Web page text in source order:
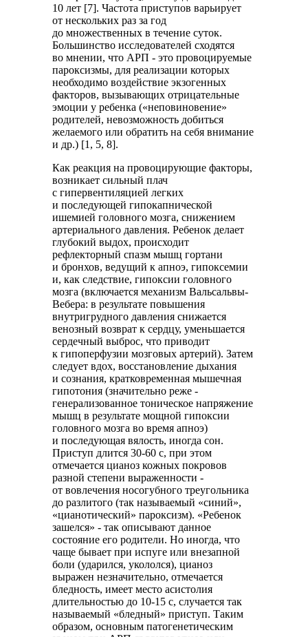
10 лет [7]. Частота приступов варьирует
от нескольких раз за год
до множественных в течение суток.
Большинство исследователей сходятся
во мнении, что АРП - это провоцируемые
пароксизмы, для реализации которых
необходимо воздействие экзогенных
факторов, вызывающих отрицательные
эмоции у ребенка («неповиновение»
родителей, невозможность добиться
желаемого или обратить на себя внимание
и др.) [1, 5, 8].
Как реакция на провоцирующие факторы,
возникает сильный плач
с гипервентиляцией легких
и последующей гипокапнической
ишемией головного мозга, снижением
артериального давления. Ребенок делает
глубокий выдох, происходит
рефлекторный спазм мышц гортани
и бронхов, ведущий к апноэ, гипоксемии
и, как следствие, гипоксии головного
мозга (включается механизм Вальсальвы-
Вебера: в результате повышения
внутригрудного давления снижается
венозный возврат к сердцу, уменьшается
сердечный выброс, что приводит
к гипоперфузии мозговых артерий). Затем
следует вдох, восстановление дыхания
и сознания, кратковременная мышечная
гипотония (значительно реже -
генерализованное тоническое напряжение
мышц в результате мощной гипоксии
головного мозга во время апноэ)
и последующая вялость, иногда сон.
Приступ длится 30-60 с, при этом
отмечается цианоз кожных покровов
разной степени выраженности -
от вовлечения носогубного треугольника
до разлитого (так называемый «синий»,
«цианотический» пароксизм). «Ребенок
зашелся» - так описывают данное
состояние его родители. Но иногда, что
чаще бывает при испуге или внезапной
боли (ударился, укололся), цианоз
выражен незначительно, отмечается
бледность, имеет место асистолия
длительностью до 10-15 с, случается так
называемый «бледный» приступ. Таким
образом, основным патогенетическим